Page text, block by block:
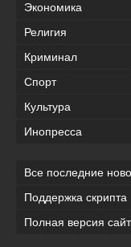
Экономика
Религия
Криминал
Спорт
Культура
Инопресса
Все последние
Поддержка скрипта
Полная версия